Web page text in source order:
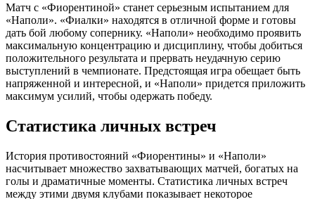
Матч с «Фиорентиной» станет серьезным испытанием для
«Наполи». «Фиалки» находятся в отличной форме и готовы
дать бой любому сопернику. «Наполи» необходимо проявить
максимальную концентрацию и дисциплину, чтобы добиться
положительного результата и прервать неудачную серию
выступлений в чемпионате. Предстоящая игра обещает быть
напряженной и интересной, и «Наполи» придется приложить
максимум усилий, чтобы одержать победу.
Статистика личных встреч
История противостояний «Фиорентины» и «Наполи»
насчитывает множество захватывающих матчей, богатых на
голы и драматичные моменты. Статистика личных встреч
между этими двумя клубами показывает некоторое